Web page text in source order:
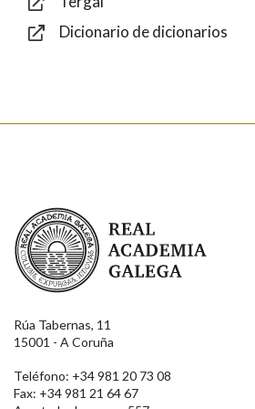
Dicionario de dicionarios
Real Academia Galega
Rúa Tabernas, 11
15001 - A Coruña
Teléfono: +34 981 20 73 08
Fax: +34 981 21 64 67